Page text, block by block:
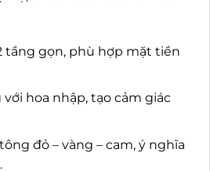
tầng gọn, phù hợp mặt tiền
hoa nhập, tạo cảm giác
đỏ – vàng – cam, ý nghĩa